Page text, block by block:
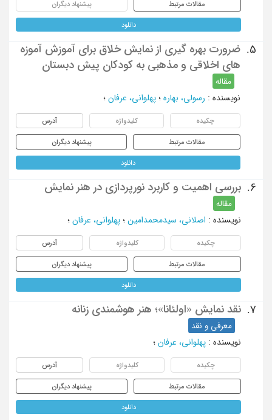
مقالات مرتبط پیشنهاد دیگران
دانلود
5.
ضرورت بهره گیری از نمایش خلاق برای آموزش آموزه
های اخلاقی و مذهبی به کودکان پیش دبستان
مقاله
نویسنده : رسولی، بهاره ؛ پهلوانی، عرفان ؛
چکیده کلیدواژه آدرس
مقالات مرتبط پیشنهاد دیگران
دانلود
6. بررسی اهمیت و کاربرد نورپردازی در هنر نمایش
مقاله
نویسنده : اصلانی، سیدمحمدامین ؛ پهلوانی، عرفان ؛
چکیده کلیدواژه آدرس
مقالات مرتبط پیشنهاد دیگران
دانلود
7. نقد نمایش «اولئانا»؛ هنر هوشمندی زنانه
معرفی و نقد
نویسنده : پهلوانی، عرفان ؛
چکیده کلیدواژه آدرس
مقالات مرتبط پیشنهاد دیگران
دانلود